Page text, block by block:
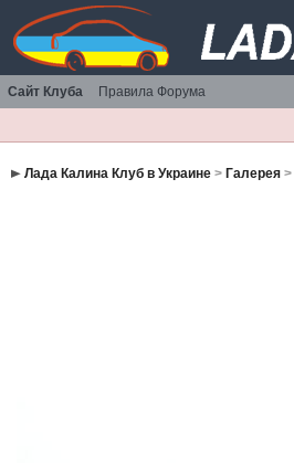
Сайт Клуба Правила Форума
Лада Калина Клуб в Украине> Галерея>